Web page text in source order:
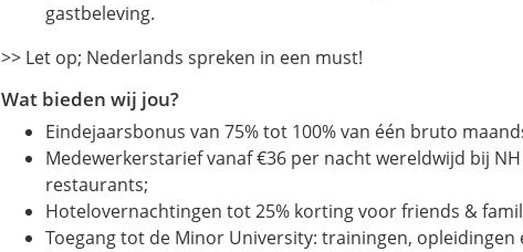
gastbeleving.
>> Let op; Nederlands spreken in een must!
Wat bieden wij jou?
Eindejaarsbonus van 75% tot 100% van één bruto
Medewerkerstarief vanaf €36 per nacht wereldwijd bij
restaurants;
Hotelovernachtingen tot 25% korting voor friends &
Toegang tot de Minor University: trainingen,